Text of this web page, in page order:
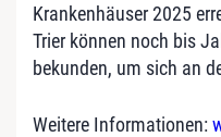
Krankenhäuser 2025
Trier können noch bis
bekunden, um sich an
Weitere Informationen: